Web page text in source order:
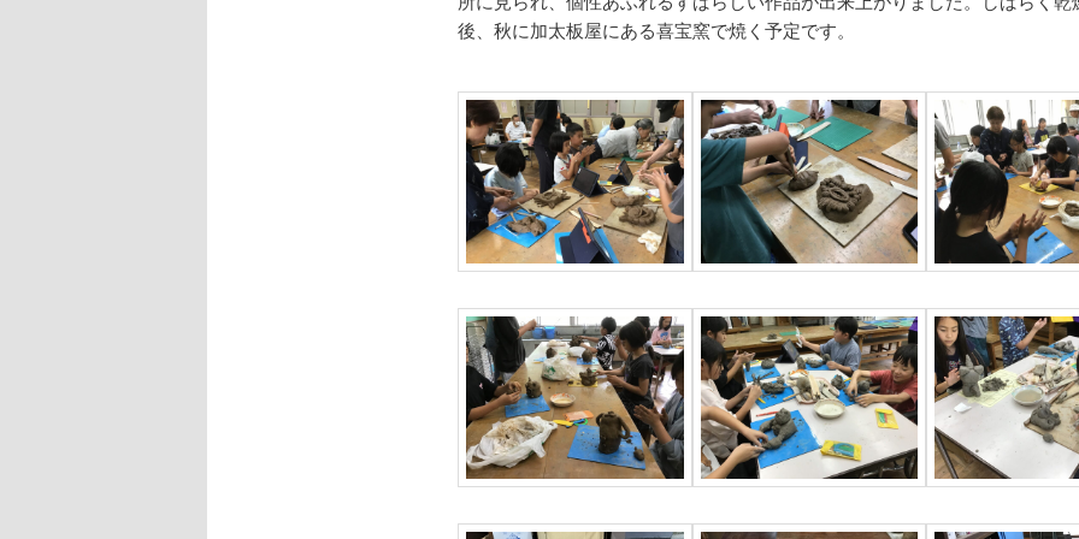
後、秋に加太板屋にある喜宝窯で焼く予定です。